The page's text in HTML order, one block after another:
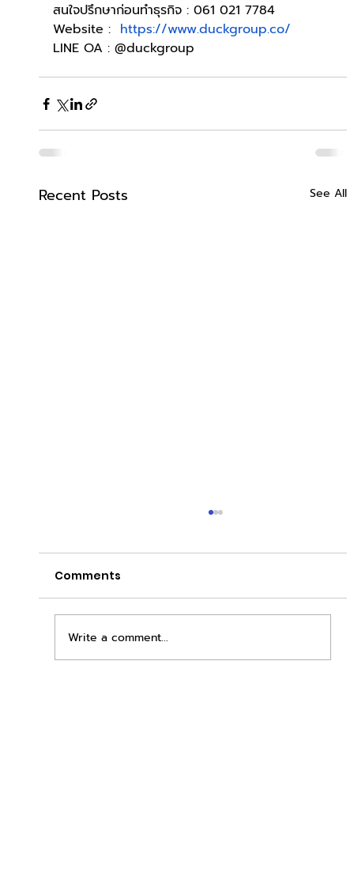
สนใจปรึกษาก่อนทำธุรกิจ : 061 021 7784
Website : https://www.duckgroup.co/
LINE OA : @duckgroup
Recent Posts See All
Comments
Write a comment...